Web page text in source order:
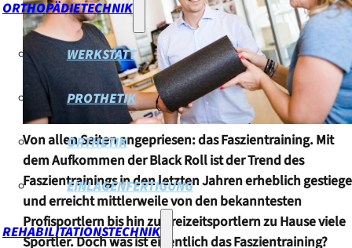
ORTHOPÄDIETECHNIK
WERKSTATT
PROTHETIK
ORTHETIK
EINLAGENFERTIGUNG
REHABILITATIONSTECHNIK
Von allen Seiten angepriesen: das Faszientraining. Mit
dem Aufkommen der Black Roll ist der Trend des
Faszientrainings in den letzten Jahren erheblich
und erreicht mittlerweile von den bekanntesten
Profisportlern bis hin zu Freizeitsportlern zu Hause viele
Sportler. Doch was ist eigentlich das Faszientraining?